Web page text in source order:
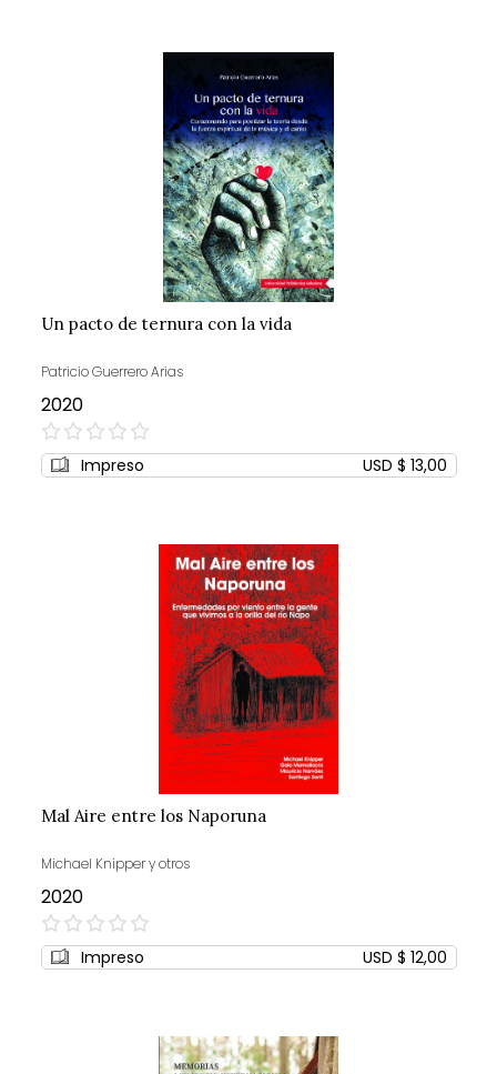
Un pacto de ternura con la vida
Patricio Guerrero Arias
2020
0%
Impreso USD $ 13,00
Mal Aire entre los Naporuna
Michael Knipper y otros
2020
0%
Impreso USD $ 12,00